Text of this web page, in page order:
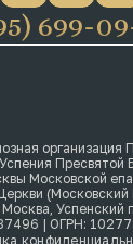
организация
Пресвятой
Московской
Успенский
| ОГРН:
699-